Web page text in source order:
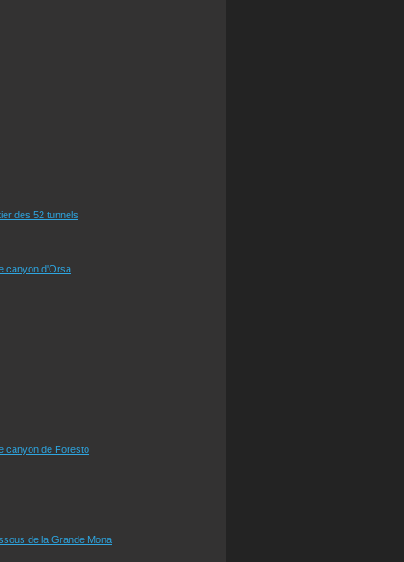
des 52 tunnels
canyon d'Orsa
canyon de Foresto
de la Grande Mona